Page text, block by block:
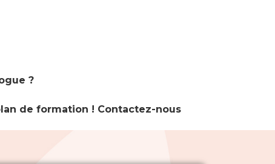
?
de formation ! Contactez-nous